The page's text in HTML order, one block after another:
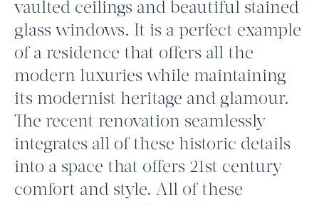
vaulted ceilings and beautiful stained
glass windows. It is a perfect example
of a residence that offers all the
modern luxuries while maintaining
its modernist heritage and glamour.
The recent renovation seamlessly
integrates all of these historic details
into a space that offers 21st century
comfort and style. All of these